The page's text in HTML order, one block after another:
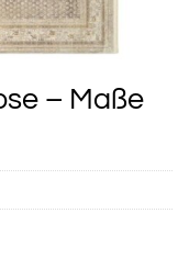
– Maße